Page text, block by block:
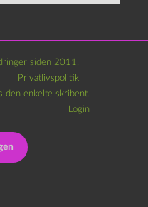
siden 2011.
Privatlivspolitik
den enkelte skribent.
Login